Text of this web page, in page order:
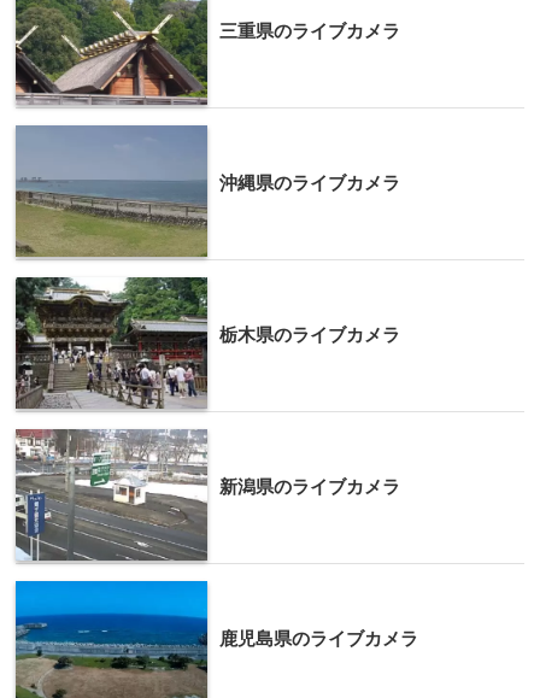
三重県のライブカメラ
沖縄県のライブカメラ
栃木県のライブカメラ
新潟県のライブカメラ
鹿児島県のライブカメラ